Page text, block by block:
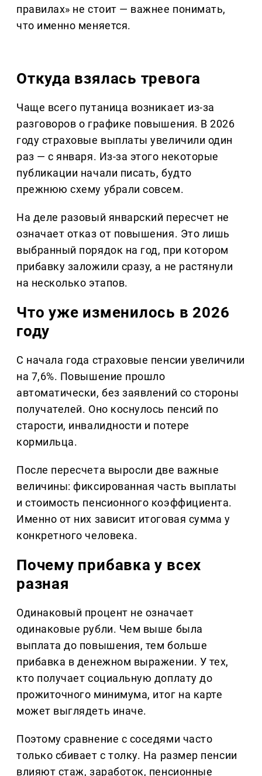
правилах» не стоит — важнее понимать,
что именно меняется.
Откуда взялась тревога
Чаще всего путаница возникает из-за
разговоров о графике повышения. В 2026
году страховые выплаты увеличили один
раз — с января. Из-за этого некоторые
публикации начали писать, будто
прежнюю схему убрали совсем.
На деле разовый январский пересчет не
означает отказ от повышения. Это лишь
выбранный порядок на год, при котором
прибавку заложили сразу, а не растянули
на несколько этапов.
Что уже изменилось в 2026
году
С начала года страховые пенсии увеличили
на 7,6%. Повышение прошло
автоматически, без заявлений со стороны
получателей. Оно коснулось пенсий по
старости, инвалидности и потере
кормильца.
После пересчета выросли две важные
величины: фиксированная часть выплаты
и стоимость пенсионного коэффициента.
Именно от них зависит итоговая сумма у
конкретного человека.
Почему прибавка у всех
разная
Одинаковый процент не означает
одинаковые рубли. Чем выше была
выплата до повышения, тем больше
прибавка в денежном выражении. У тех,
кто получает социальную доплату до
прожиточного минимума, итог на карте
может выглядеть иначе.
Поэтому сравнение с соседями часто
только сбивает с толку. На размер пенсии
влияют стаж, заработок, пенсионные